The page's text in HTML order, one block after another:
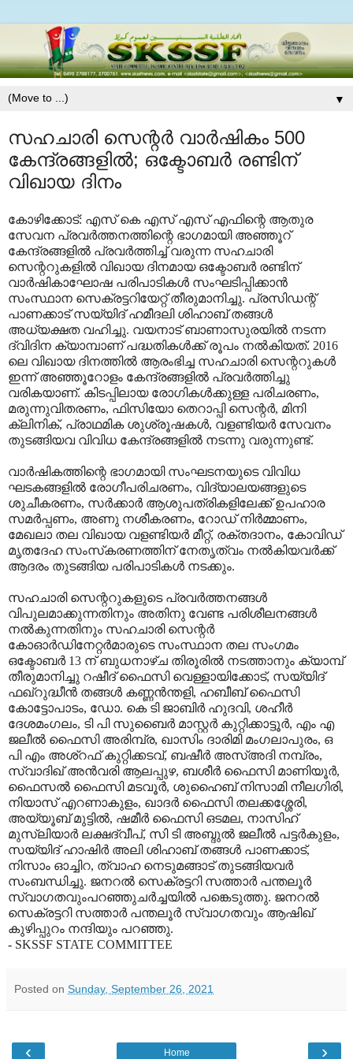
▼
സഹചാരി സെന്റര്‍ വാര്‍ഷികം 500
കേന്ദ്രങ്ങളില്‍; ഒക്ടോബര്‍ രണ്ടിന്
വിഖായ ദിനം
കോഴിക്കോട്: എസ് കെ എസ് എസ് എഫിന്റെ ആതുര
സേവന പ്രവര്‍ത്തനത്തിന്റെ ഭാഗമായി അഞ്ഞൂറ്
കേന്ദ്രങ്ങളില്‍ പ്രവര്‍ത്തിച്ച് വരുന്ന സഹചാരി
സെന്ററുകളില്‍ വിഖായ ദിനമായ ഒക്ടോബര്‍ രണ്ടിന്
വാര്‍ഷികാഘോഷ പരിപാടികള്‍ സംഘടിപ്പിക്കാന്‍
സംസ്ഥാന സെക്രട്ടറിയേറ്റ് തീരുമാനിച്ചു. പ്രസിഡന്റ്
പാണക്കാട് സയ്യിദ് ഹമീദലി ശിഹാബ് തങ്ങള്‍
അധ്യക്ഷത വഹിച്ചു. വയനാട് ബാണാസുരയില്‍ നടന്ന
ദ്വിദിന ക്യാമ്പാണ് പദ്ധതികള്‍ക്ക് രൂപം നല്‍കിയത്. 2016
ലെ വിഖായ ദിനത്തില്‍ ആരംഭിച്ച സഹചാരി സെന്ററുകള്‍
ഇന്ന് അഞ്ഞൂറോളം കേന്ദ്രങ്ങളില്‍ പ്രവര്‍ത്തിച്ചു
വരികയാണ്. കിടപ്പിലായ രോഗികള്‍ക്കുള്ള പരിചരണം,
മരുന്നുവിതരണം, ഫിസിയോ തെറാപ്പി സെന്റര്‍, മിനി
ക്ലിനിക്, പ്രാഥമിക ശുശ്രൂഷകള്‍, വളണ്ടിയര്‍ സേവനം
തുടങ്ങിയവ വിവിധ കേന്ദ്രങ്ങളില്‍ നടന്നു വരുന്നുണ്ട്.
വാര്‍ഷികത്തിന്റെ ഭാഗമായി സംഘടനയുടെ വിവിധ
ഘടകങ്ങളില്‍ രോഗീപരിചരണം, വിദ്യാലയങ്ങളുടെ
ശുചീകരണം, സര്‍ക്കാര്‍ ആശുപത്രികളിലേക്ക് ഉപഹാര
സമര്‍പ്പണം, അണു നശീകരണം, റോഡ് നിര്‍മ്മാണം,
മേഖലാ തല വിഖായ വളണ്ടിയര്‍ മീറ്റ്, രക്തദാനം, കോവിഡ്
മൃതദേഹ സംസ്‌കരണത്തിന് നേതൃത്വം നല്‍കിയവര്‍ക്ക്
ആദരം തുടങ്ങിയ പരിപാടികള്‍ നടക്കും.
സഹചാരി സെന്ററുകളുടെ പ്രവര്‍ത്തനങ്ങള്‍
വിപുലമാക്കുന്നതിനും അതിനു വേണ്ട പരിശീലനങ്ങള്‍
നല്‍കുന്നതിനും സഹചാരി സെന്റര്‍
കോഓര്‍ഡിനേറ്റര്‍മാരുടെ സംസ്ഥാന തല സംഗമം
ഒക്ടോബര്‍ 13 ന് ബുധനാഴ്ച തിരൂരില്‍ നടത്താനും ക്യാമ്പ്
തീരുമാനിച്ചു റഷീദ് ഫൈസി വെള്ളായിക്കോട്, സയ്യിദ്
ഫഖ്‌റുദ്ധീന്‍ തങ്ങള്‍ കണ്ണന്‍ന്തളി, ഹബീബ് ഫൈസി
കോട്ടോപാടം, ഡോ. കെ ടി ജാബിര്‍ ഹുദവി, ശഹീര്‍
ദേശമംഗലം, ടി പി സുബൈര്‍ മാസ്റ്റര്‍ കുറ്റിക്കാട്ടൂര്‍, എം എ
ജലീല്‍ ഫൈസി അരിമ്പ്ര, ഖാസിം ദാരിമി മംഗലാപുരം, ഒ
പി എം അശ്‌റഫ് കുറ്റിക്കടവ്, ബഷീര്‍ അസ്അദി നമ്പ്രം,
സ്വാദിഖ് അന്‍വരി ആലപ്പുഴ, ബശീര്‍ ഫൈസി മാണിയൂര്‍,
ഫൈസല്‍ ഫൈസി മടവൂര്‍, ശുഹൈബ് നിസാമി നീലഗിരി,
നിയാസ് എറണാകുളം, ഖാദര്‍ ഫൈസി തലക്കശ്ശേരി,
അയ്യൂബ് മുട്ടില്‍, ഷമീര്‍ ഫൈസി ഒടമല, നാസിഹ്
മുസ്‌ലിയാര്‍ ലക്ഷദ്വീപ്, സി ടി അബ്ദുല്‍ ജലീല്‍ പട്ടര്‍കുളം,
സയ്യിദ് ഹാഷിര്‍ അലി ശിഹാബ് തങ്ങള്‍ പാണക്കാട്,
നിസാം ഓച്ചിറ, ത്വാഹ നെടുമങ്ങാട് തുടങ്ങിയവര്‍
സംബന്ധിച്ചു. ജനറല്‍ സെക്രട്ടറി സത്താര്‍ പന്തലൂര്‍
സ്വാഗതവുംപറഞ്ഞുചര്‍ച്ചയില്‍ പങ്കെടുത്തു. ജനറല്‍
സെക്രട്ടറി സത്താര്‍ പന്തലൂര്‍ സ്വാഗതവും ആഷിഖ്
കുഴിപ്പുറം നന്ദിയും പറഞ്ഞു.
- SKSSF STATE COMMITTEE
Posted on Sunday, September 26, 2021
‹ ›
Home